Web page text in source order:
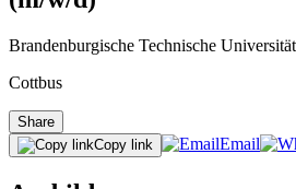
Brandenburgische Technische
Cottbus
Share
Copy link
Email